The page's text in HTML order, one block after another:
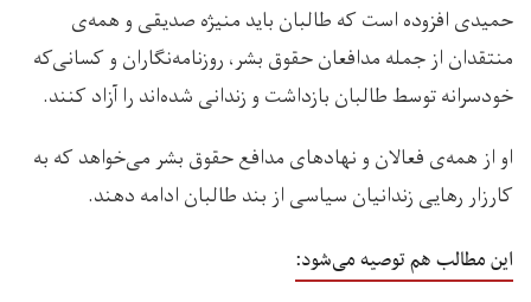
حمیدی افزوده است که طالبان باید منیژه صدیقی و همه‌ی
منتقدان از جمله مدافعان حقوق بشر، روزنامه‌نگاران و کسانی‌که
خودسرانه توسط طالبان بازداشت و زندانی شده‌اند را آزاد کنند.
او از همه‌ی فعالان و نهادهای مدافع حقوق بشر می‌خواهد که به
کارزار رهایی زندانیان سیاسی از بند طالبان ادامه دهند.
این مطالب هم توصیه می‌شود: